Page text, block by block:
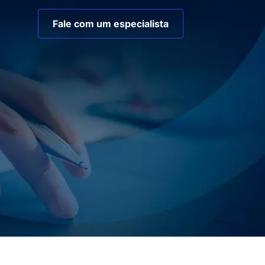
Fale com um especialista